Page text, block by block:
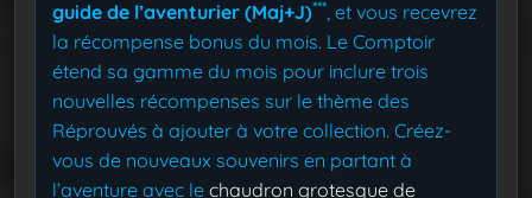
guide de l’aventurier (Maj+J)***, et vous recevrez
la récompense bonus du mois. Le Comptoir
étend sa gamme du mois pour inclure trois
nouvelles récompenses sur le thème des
Réprouvés à ajouter à votre collection. Créez-
vous de nouveaux souvenirs en partant à
l’aventure avec le chaudron grotesque de